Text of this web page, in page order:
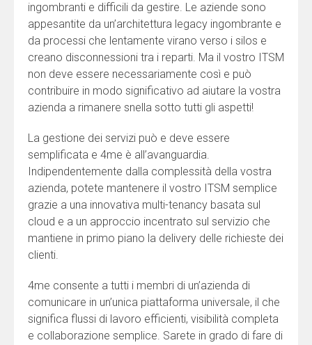
ingombranti e difficili da gestire. Le aziende sono
appesantite da un’architettura legacy ingombrante e
da processi che lentamente virano verso i silos e
creano disconnessioni tra i reparti. Ma il vostro ITSM
non deve essere necessariamente così e può
contribuire in modo significativo ad aiutare la vostra
azienda a rimanere snella sotto tutti gli aspetti!
La gestione dei servizi può e deve essere
semplificata e 4me è all’avanguardia.
Indipendentemente dalla complessità della vostra
azienda, potete mantenere il vostro ITSM semplice
grazie a una innovativa multi-tenancy basata sul
cloud e a un approccio incentrato sul servizio che
mantiene in primo piano la delivery delle richieste dei
clienti.
4me consente a tutti i membri di un’azienda di
comunicare in un’unica piattaforma universale, il che
significa flussi di lavoro efficienti, visibilità completa
e collaborazione semplice. Sarete in grado di fare di